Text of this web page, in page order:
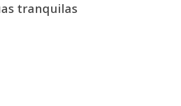
tranquilas